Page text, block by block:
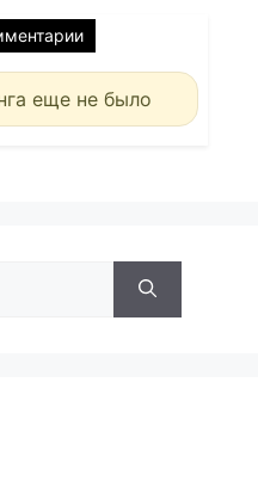
еще не было